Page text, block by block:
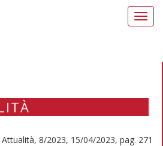
Attualità, 8/2023, 15/04/2023, pag. 271